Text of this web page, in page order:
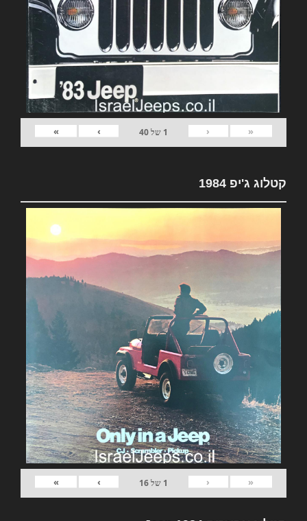
«
‹
1 של40
›
»
קטלוג ג'יפ 1984
«
‹
1 של16
›
»